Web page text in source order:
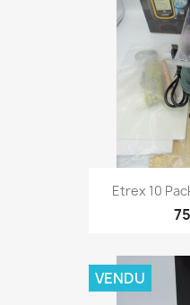

Etrex 10
VENDU